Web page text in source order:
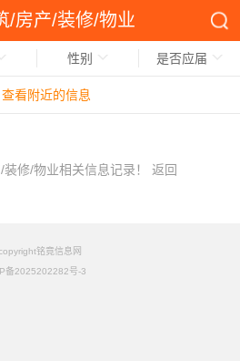
/房产/装修/物业
性别 是否应届
查看附近的信息
修/物业相关信息记录！ 返回
铭竟信息网
备2025202282号-3